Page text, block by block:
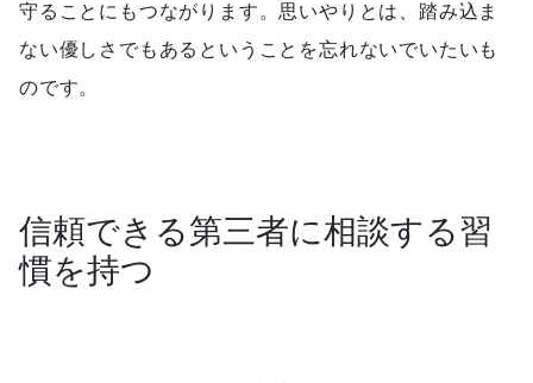
守ることにもつながります。思いやりとは、踏み込ま
ない優しさでもあるということを忘れないでいたいも
のです。
信頼できる第三者に相談する習
慣を持つ